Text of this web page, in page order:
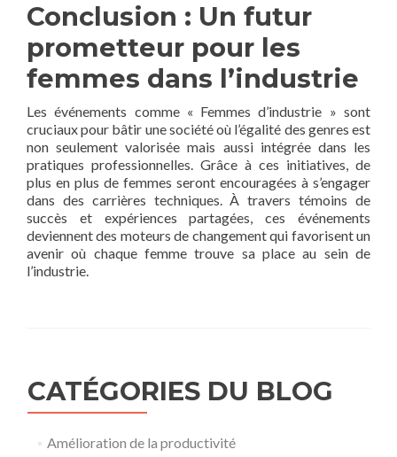
Conclusion : Un futur
prometteur pour les
femmes dans l’industrie
Les événements comme « Femmes d’industrie » sont
cruciaux pour bâtir une société où l’égalité des genres est
non seulement valorisée mais aussi intégrée dans les
pratiques professionnelles. Grâce à ces initiatives, de
plus en plus de femmes seront encouragées à s’engager
dans des carrières techniques. À travers témoins de
succès et expériences partagées, ces événements
deviennent des moteurs de changement qui favorisent un
avenir où chaque femme trouve sa place au sein de
l’industrie.
CATÉGORIES DU BLOG
Amélioration de la productivité